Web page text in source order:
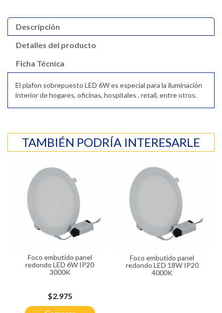
Descripción
Detalles del producto
Ficha Técnica
El plafon sobrepuesto LED 6W es especial para la iluminación
interior de hogares, oficinas, hospitales , retail, entre otros.
TAMBIÉN PODRÍA INTERESARLE
Foco embutido panel
redondo LED 6W IP20
3000K
Precio
$2.975
Foco embutido panel
redondo LED 18W IP20
4000K